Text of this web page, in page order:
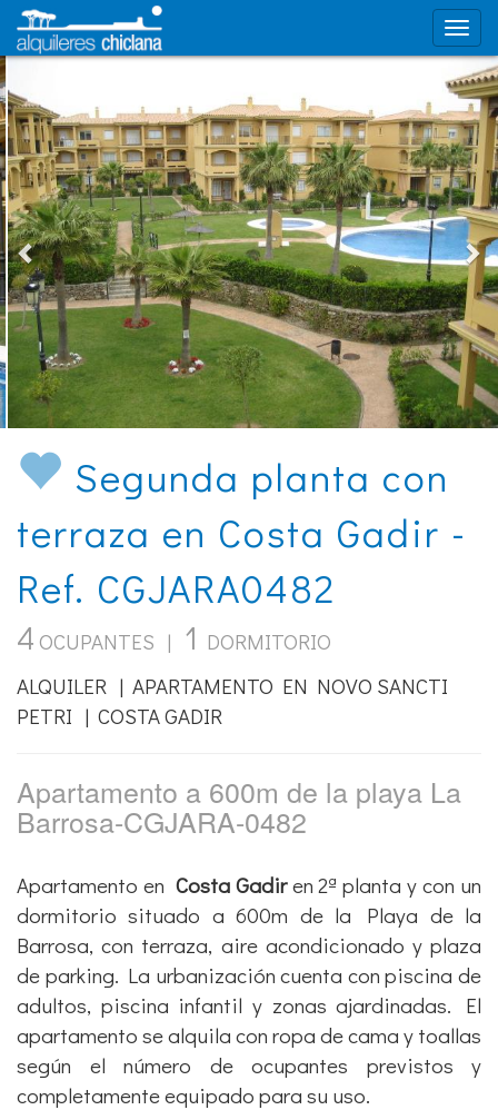
Segunda planta con
terraza en Costa Gadir -
Ref. CGJARA0482
4 OCUPANTES | 1 DORMITORIO
ALQUILER | APARTAMENTO EN NOVO SANCTI
PETRI | COSTA GADIR
Apartamento a 600m de la playa La
Barrosa-CGJARA-0482
Apartamento en Costa Gadiren 2ª planta y con un
dormitorio situado a 600m de la Playa de la
Barrosa, con terraza, aire acondicionado y plaza
de parking. La urbanización cuenta con piscina de
adultos, piscina infantil y zonas ajardinadas. El
apartamento se alquila con ropa de cama y toallas
según el número de ocupantes previstos y
completamente equipado para su uso.